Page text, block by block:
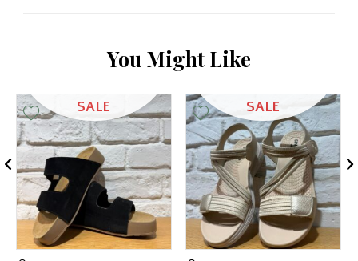
You Might Like
Add
Add Wishlist SALE
SALE